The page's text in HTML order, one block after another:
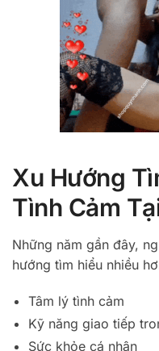
Xu Hướng
Tình Cảm
Những năm gần đây,
hướng tìm hiểu nhiều
Tâm lý tình cảm
Kỹ năng giao tiếp
Sức khỏe cá nhân